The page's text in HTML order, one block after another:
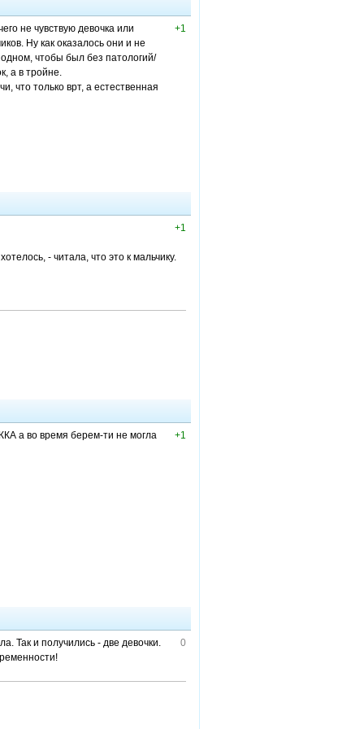
+1
не чувствую девочка или
Ну как оказалось они и не
чтобы был без патологий/
а в тройне.
что только врт, а естественная
+1
- читала, что это к мальчику.
+1
а во время берем-ти не могла
0
Так и получились - две девочки.